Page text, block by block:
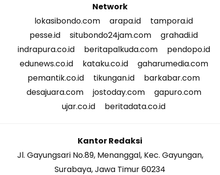
Network
lokasibondo.com
arapa.id
tampora.id
pesse.id
situbondo24jam.com
grahadi.id
indrapura.co.id
beritapalkuda.com
pendopo.id
edunews.co.id
kataku.co.id
gaharumedia.com
pemantik.co.id
tikungan.id
barkabar.com
desajuara.com
jostoday.com
gapuro.com
ujar.co.id
beritadata.co.id
Kantor Redaksi
Jl. Gayungsari No.89, Menanggal, Kec. Gayungan,
Surabaya, Jawa Timur 60234